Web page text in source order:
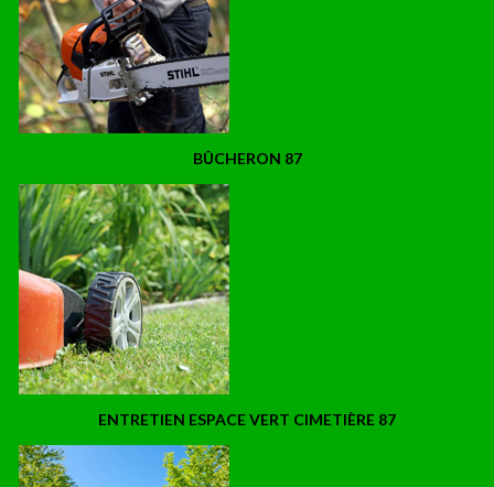
BÛCHERON 87
ENTRETIEN ESPACE VERT CIMETIÈRE 87